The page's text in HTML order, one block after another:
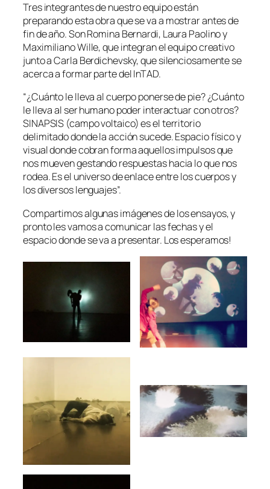
Tres integrantes de nuestro equipo están
preparando esta obra que se va a mostrar antes de
fin de año. Son Romina Bernardi, Laura Paolino y
Maximiliano Wille, que integran el equipo creativo
junto a Carla Berdichevsky, que silenciosamente se
acerca a formar parte del InTAD.
“¿Cuánto le lleva al cuerpo ponerse de pie? ¿Cuánto
le lleva al ser humano poder interactuar con otros?
SINAPSIS (campo voltaico) es el territorio
delimitado donde la acción sucede. Espacio físico y
visual donde cobran forma aquellos impulsos que
nos mueven gestando respuestas hacia lo que nos
rodea. Es el universo de enlace entre los cuerpos y
los diversos lenguajes”.
Compartimos algunas imágenes de los ensayos, y
pronto les vamos a comunicar las fechas y el
espacio donde se va a presentar. Los esperamos!